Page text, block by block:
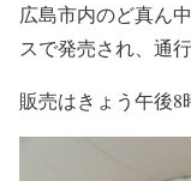
広島市内のど真ん
スで発売され、通
販売はきょう午後8